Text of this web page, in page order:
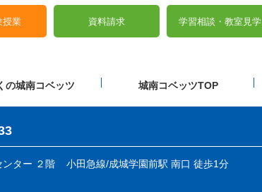
授業 資料請求 学習相談・ 教室見学
の城南コベッツ 城南コベッツTOP
ター ２階
小田急線/成城学園前駅 南口 徒歩1分